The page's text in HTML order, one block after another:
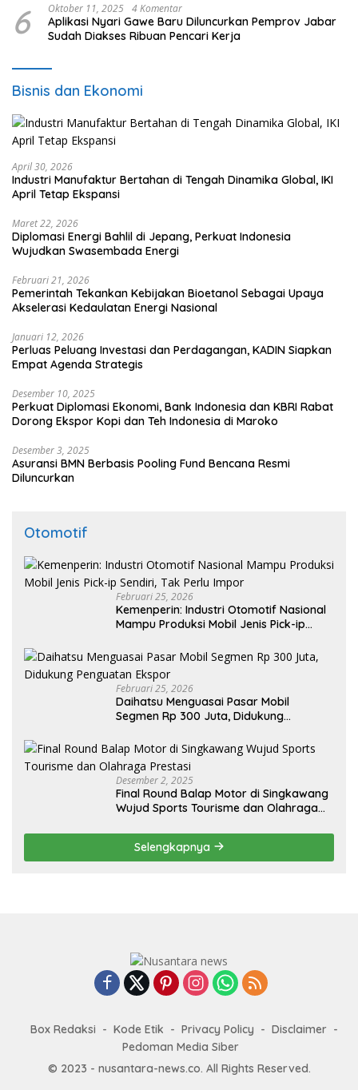
6 Oktober 11, 2025 4 Komentar
Aplikasi Nyari Gawe Baru Diluncurkan Pemprov Jabar
Sudah Diakses Ribuan Pencari Kerja
Bisnis dan Ekonomi
April 30, 2026
Industri Manufaktur Bertahan di Tengah Dinamika Global, IKI
April Tetap Ekspansi
Maret 22, 2026
Diplomasi Energi Bahlil di Jepang, Perkuat Indonesia
Wujudkan Swasembada Energi
Februari 21, 2026
Pemerintah Tekankan Kebijakan Bioetanol Sebagai Upaya
Akselerasi Kedaulatan Energi Nasional
Januari 12, 2026
Perluas Peluang Investasi dan Perdagangan, KADIN Siapkan
Empat Agenda Strategis
Desember 10, 2025
Perkuat Diplomasi Ekonomi, Bank Indonesia dan KBRI Rabat
Dorong Ekspor Kopi dan Teh Indonesia di Maroko
Desember 3, 2025
Asuransi BMN Berbasis Pooling Fund Bencana Resmi
Diluncurkan
Otomotif
Februari 25, 2026
Kemenperin: Industri Otomotif Nasional
Mampu Produksi Mobil Jenis Pick-ip
Februari 25, 2026
Daihatsu Menguasai Pasar Mobil
Segmen Rp 300 Juta, Didukung
Desember 2, 2025
Final Round Balap Motor di Singkawang
Wujud Sports Tourisme dan Olahraga
Selengkapnya
Box Redaksi Kode Etik Privacy Policy
Disclaimer
Pedoman Media Siber
© 2023 - nusantara-news.co. All Rights Reserved.